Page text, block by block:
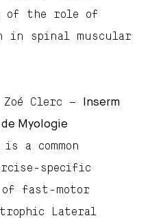
of the role of
in spinal muscular
Zoé Clerc –
Inserm
Myologie
is a common
specific
of fast-motor
Lateral